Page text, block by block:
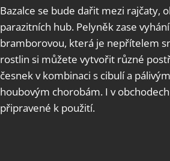
Bazalce se bude dařit mezi rajčaty,
parazitních hub. Pelyněk zase
bramborovou, která je nepřítelem
rostlin si můžete vytvořit různé
česnek v kombinaci s cibulí a
houbovým chorobám. I v
připravené k použití.